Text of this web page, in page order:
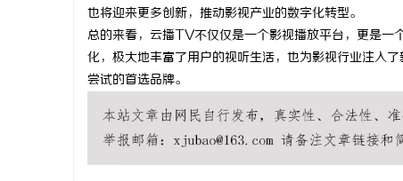
也将迎来更多创新，推动影视产业的数字化转型。
总的来看，云播TV不仅仅是一个影视播放平台，更是一
化，极大地丰富了用户的视听生活，也为影视行业注入
尝试的首选品牌。
武汉配眼镜 上海配眼镜 全面解析电
安全与合法